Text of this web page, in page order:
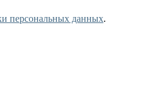
персональных данных.